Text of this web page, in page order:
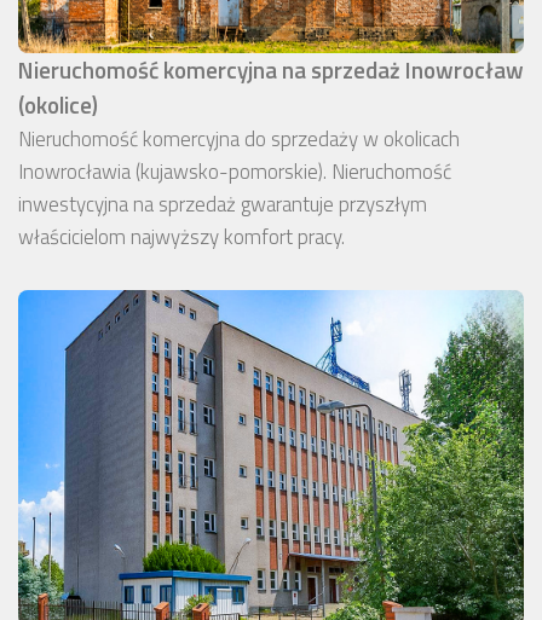
Nieruchomość komercyjna na sprzedaż Inowrocław
(okolice)
Nieruchomość komercyjna do sprzedaży w okolicach
Inowrocławia (kujawsko-pomorskie). Nieruchomość
inwestycyjna na sprzedaż gwarantuje przyszłym
właścicielom najwyższy komfort pracy.